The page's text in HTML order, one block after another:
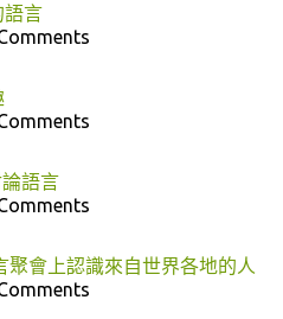
語言
語言
聚會上認識來自世界各地的人